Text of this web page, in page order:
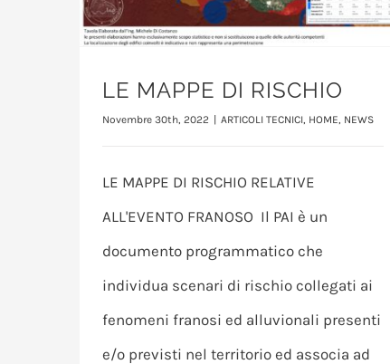
LE MAPPE DI RISCHIO
Novembre 30th, 2022 ARTICOLI TECNICI, HOME, NEWS
LE MAPPE DI RISCHIO RELATIVE
ALL'EVENTO FRANOSO Il PAI è un
documento programmatico che
individua scenari di rischio collegati ai
fenomeni franosi ed alluvionali presenti
e/o previsti nel territorio ed associa ad